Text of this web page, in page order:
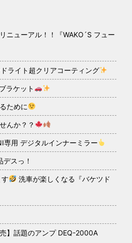
ニューアル！！『WAKO´S フュー
ライト超クリアコーティング
ラケット
ために
んか？？
専用 デジタルインナーミラー
スっ！
洗車が楽しくなる『バケツド
】話題のアンプ DEQ-2000A